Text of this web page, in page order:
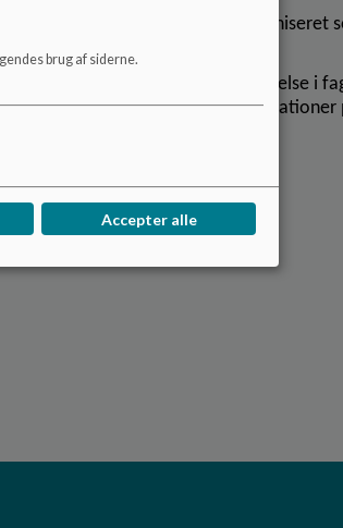
klasser på Nydamskolen er organiseret
mindre klasseloft og fælles deltagelse i
for at børnene kan danne
brug af siderne.
Accepter alle